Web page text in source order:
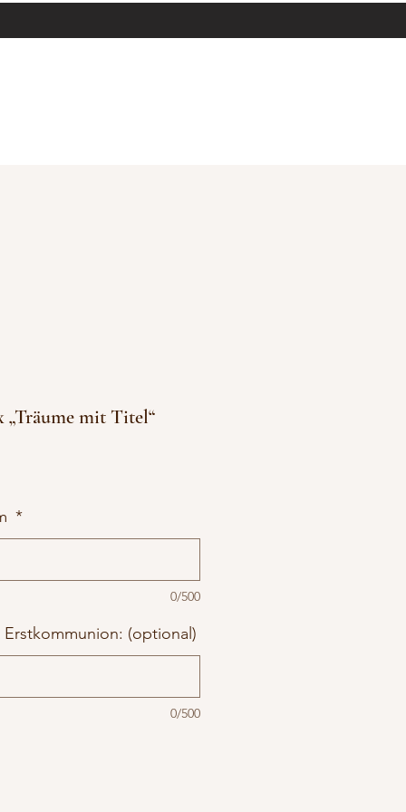
„Träume mit Titel“
*
0/500
(optional)
0/500